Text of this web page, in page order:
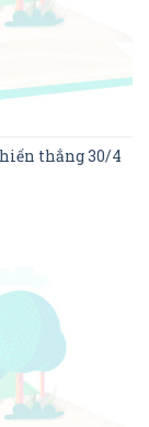
thắng 30/4